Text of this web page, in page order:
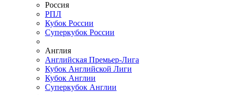
Россия
РПЛ
Кубок России
Суперкубок России
Англия
Английская Премьер-Лига
Кубок Английской Лиги
Кубок Англии
Суперкубок Англии